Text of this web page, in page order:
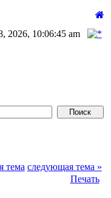
2026, 10:06:45 am
тема следующая тема »
Печать